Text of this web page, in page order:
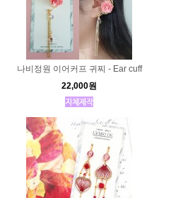
나비정원 이어커프 귀찌 - Ear cuff
22,000원